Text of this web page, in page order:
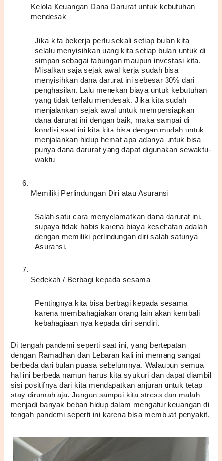
Kelola Keuangan Dana Darurat untuk kebutuhan
mendesak
Jika kita bekerja perlu sekali setiap bulan kita
selalu menyisihkan uang kita setiap bulan untuk di
simpan sebagai tabungan maupun investasi kita.
Misalkan saja sejak awal kerja sudah bisa
menyisihkan dana darurat ini sebesar 30% dari
penghasilan. Lalu menekan biaya untuk kebutuhan
yang tidak terlalu mendesak. Jika kita sudah
menjalankan sejak awal untuk mempersiapkan
dana darurat ini dengan baik, maka sampai di
kondisi saat ini kita kita bisa dengan mudah untuk
menjalankan hidup hemat apa adanya untuk bisa
punya dana darurat yang dapat digunakan sewaktu-
waktu.
Memiliki Perlindungan Diri atau Asuransi
Salah satu cara menyelamatkan dana darurat ini,
supaya tidak habis karena biaya kesehatan adalah
dengan memiliki perlindungan diri salah satunya
Asuransi.
Sedekah / Berbagi kepada sesama
Pentingnya kita bisa berbagi kepada sesama
karena membahagiakan orang lain akan kembali
kebahagiaan nya kepada diri sendiri.
Di tengah pandemi seperti saat ini, yang bertepatan
dengan Ramadhan dan Lebaran kali ini memang sangat
berbeda dari bulan puasa sebelumnya. Walaupun semua
hal ini berbeda namun harus kita syukuri dan dapat diambil
sisi positifnya dari kita mendapatkan anjuran untuk tetap
stay dirumah aja. Jangan sampai kita stress dan malah
menjadi banyak beban hidup dalam mengatur keuangan di
tengah pandemi seperti ini karena bisa membuat penyakit.